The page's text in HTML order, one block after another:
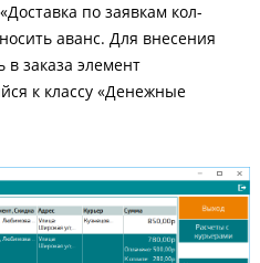
по заявкам кол-
аванс. Для внесения
в заказа элемент
к классу «Денежные